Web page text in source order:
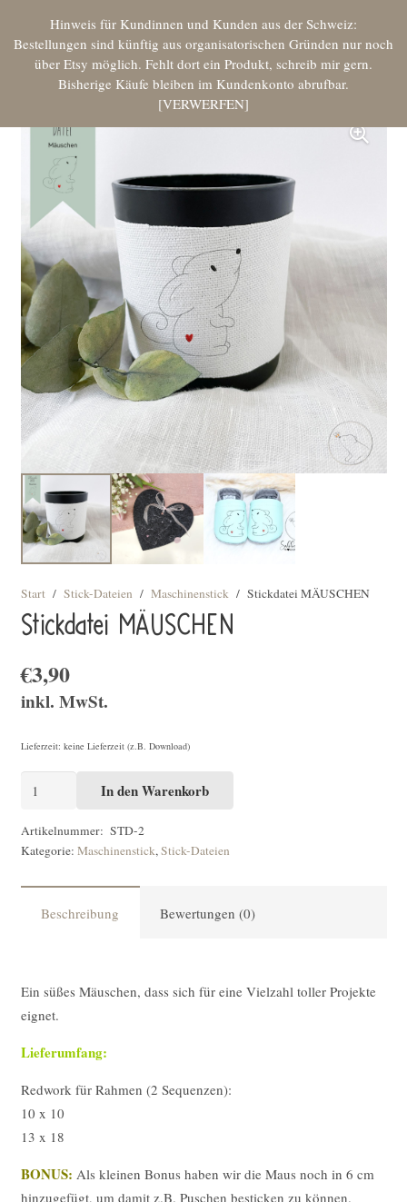
Hinweis für Kundinnen und Kunden aus der Schweiz:
Bestellungen sind künftig aus organisatorischen Gründen nur noch
über Etsy möglich. Fehlt dort ein Produkt, schreib mir gern.
Bisherige Käufe bleiben im Kundenkonto abrufbar.
VERWERFEN
Start / Stick-Dateien / Maschinenstick / Stickdatei MÄUSCHEN
Stickdatei MÄUSCHEN
€3,90
inkl. MwSt.
Lieferzeit: keine Lieferzeit (z.B. Download)
[Digital]
Menge
In den Warenkorb
Artikelnummer: STD-2
Kategorie: Maschinenstick,Stick-Dateien
Beschreibung Bewertungen (0)
Ein süßes Mäuschen, dass sich für eine Vielzahl toller Projekte
eignet.
Lieferumfang:
Redwork für Rahmen (2 Sequenzen):
10 x 10
13 x 18
BONUS: Als kleinen Bonus haben wir die Maus noch in 6 cm
hinzugefügt, um damit z.B. Puschen besticken zu können.